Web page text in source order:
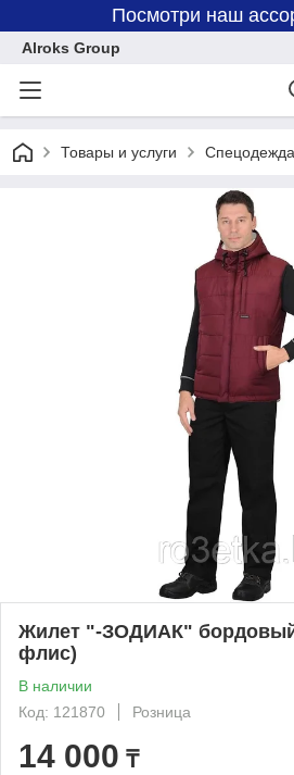
Посмотри наш
Alroks Group
Товары и услуги Спецодежда
Жилет "-ЗОДИАК" бордовый
флис)
В наличии
Код: 121870
Розница
14 000 ₸